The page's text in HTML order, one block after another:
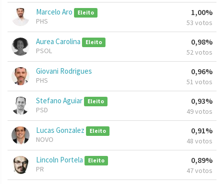
Marcelo Aro Eleito
PHS
1,00%
53 votos
Aurea Carolina Eleito
PSOL
0,98%
52 votos
Giovani Rodrigues
PHS
0,96%
51 votos
Stefano Aguiar Eleito
PSD
0,93%
49 votos
Lucas Gonzalez Eleito
NOVO
0,91%
48 votos
Lincoln Portela Eleito
PR
0,89%
47 votos